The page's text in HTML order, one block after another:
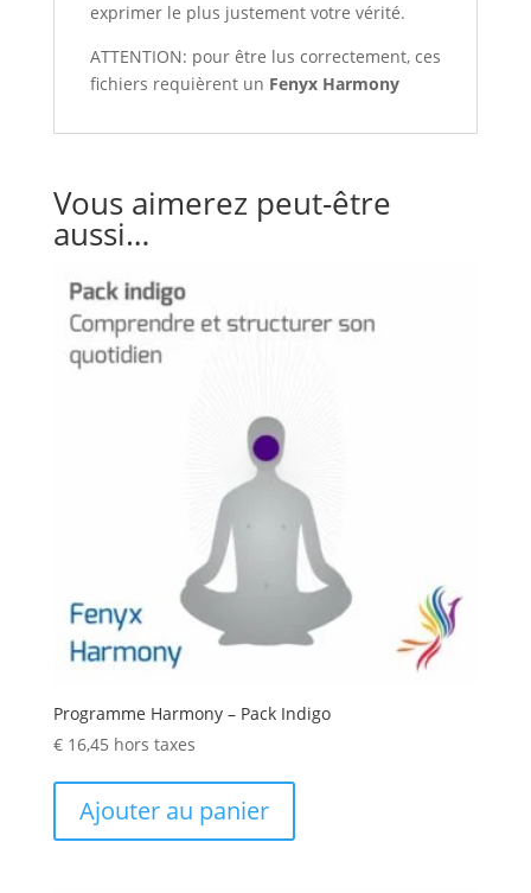
exprimer le plus justement votre vérité.
ATTENTION: pour être lus correctement, ces
fichiers requièrent un Fenyx Harmony
Vous aimerez peut-être
aussi…
Programme Harmony – Pack Indigo
€16,45 hors taxes
Ajouter au panier